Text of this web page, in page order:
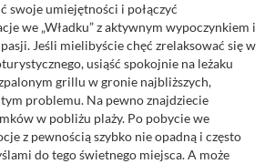
swoje umiejętności i połączyć
we „Władku” z aktywnym wypoczynkiem i
Jeśli mielibyście chęć zrelaksować się w
usiąść spokojnie na leżaku
grillu w gronie najbliższych,
problemu. Na pewno znajdziecie
w pobliżu plaży. Po pobycie we
z pewnością szybko nie opadną i często
do tego świetnego miejsca. A może